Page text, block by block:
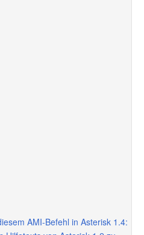
AMI-Befehl in Asterisk 1.4: